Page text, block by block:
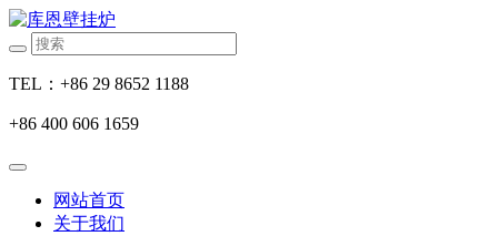
TEL：+86 29 8652 1188
+86 400 606 1659
网站首页
关于我们